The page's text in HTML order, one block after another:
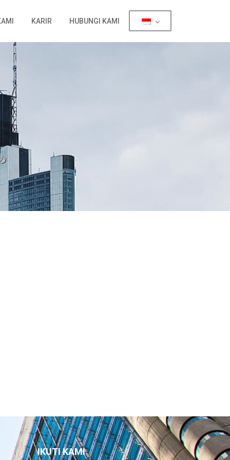
KARIR HUBUNGI KAMI
IKUTI KAMI